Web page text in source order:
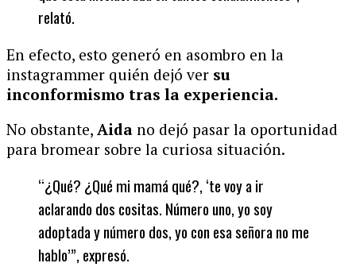
relató.
En efecto, esto generó en asombro en la
instagrammer quién dejó ver su
inconformismo tras la experiencia.
No obstante, Aida no dejó pasar la oportunidad
para bromear sobre la curiosa situación.
“¿Qué? ¿Qué mi mamá qué?, ‘te voy a ir
aclarando dos cositas. Número uno, yo soy
adoptada y número dos, yo con esa señora no me
hablo’”, expresó.